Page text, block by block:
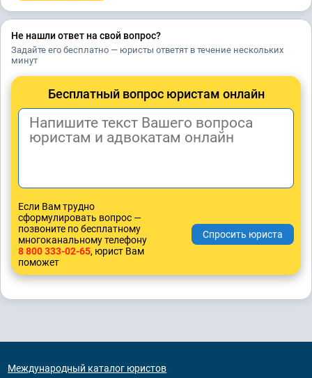
Не нашли ответ на свой вопрос?
Задайте его бесплатно — юристы ответят в течение нескольких
минут
Бесплатный вопрос юристам онлайн
Если Вам трудно
сформулировать вопрос —
позвоните по бесплатному
многоканальному телефону
8 800 333-02-65, юрист Вам
поможет
Международный каталог юристов